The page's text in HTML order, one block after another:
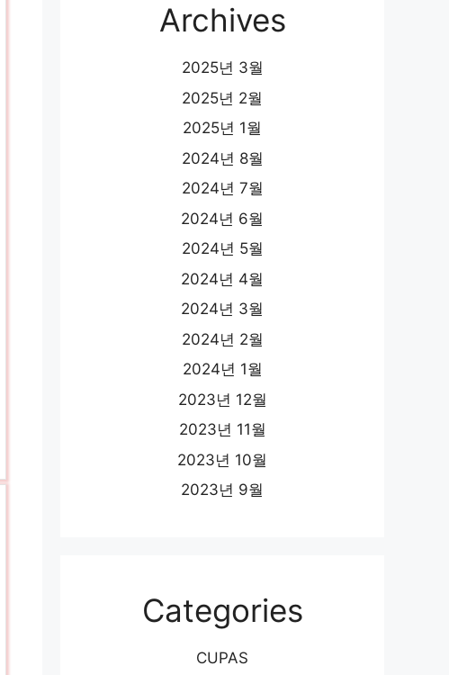
Archives
2025년 3월
2025년 2월
2025년 1월
2024년 8월
2024년 7월
2024년 6월
2024년 5월
2024년 4월
2024년 3월
2024년 2월
2024년 1월
2023년 12월
2023년 11월
2023년 10월
2023년 9월
Categories
CUPAS